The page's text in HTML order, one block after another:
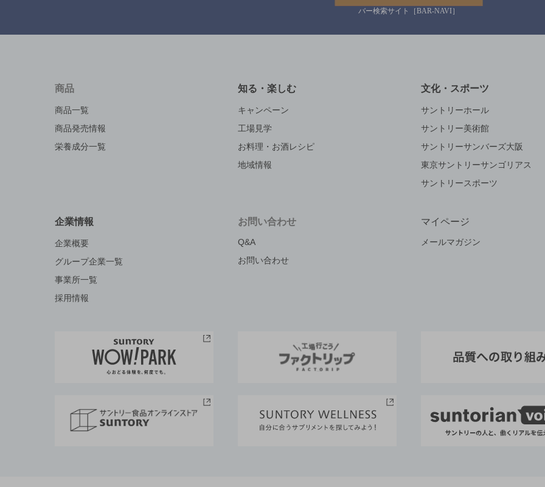
バー検索サイト［BAR-NAVI］
商品
商品一覧
商品発売情報
栄養成分一覧
知る・楽しむ
キャンペーン
工場見学
お料理・お酒レシピ
地域情報
文化・スポーツ
サントリーホール
サントリー美術館
サントリーサンバーズ大阪
東京サントリーサンゴリアス
サントリースポーツ
企業情報
企業概要
グループ企業一覧
事業所一覧
採用情報
お問い合わせ
Q&A
お問い合わせ
マイページ
メールマガジン